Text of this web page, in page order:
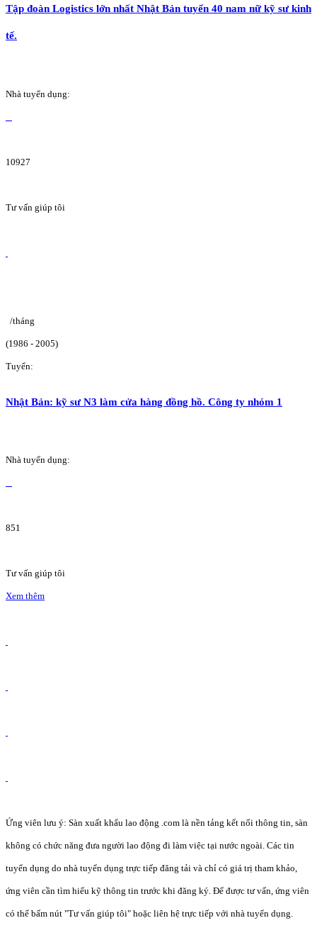
Tập đoàn Logistics lớn nhất Nhật Bản tuyển 40 nam nữ kỹ sư kinh
tế.
Nhà tuyển dụng:
10927
Tư vấn giúp tôi
/tháng
(1986 - 2005)
Tuyển:
Nhật Bản: kỹ sư N3 làm cửa hàng đồng hồ. Công ty nhóm 1
Nhà tuyển dụng:
851
Tư vấn giúp tôi
Xem thêm
Ứng viên lưu ý: Sàn xuất khẩu lao động .com là nền tảng kết nối thông tin, sàn
không có chức năng đưa người lao động đi làm việc tại nước ngoài. Các tin
tuyển dụng do nhà tuyển dụng trực tiếp đăng tải và chỉ có giá trị tham khảo,
ứng viên cần tìm hiểu kỹ thông tin trước khi đăng ký. Để được tư vấn, ứng viên
có thể bấm nút "Tư vấn giúp tôi" hoặc liên hệ trực tiếp với nhà tuyển dụng.